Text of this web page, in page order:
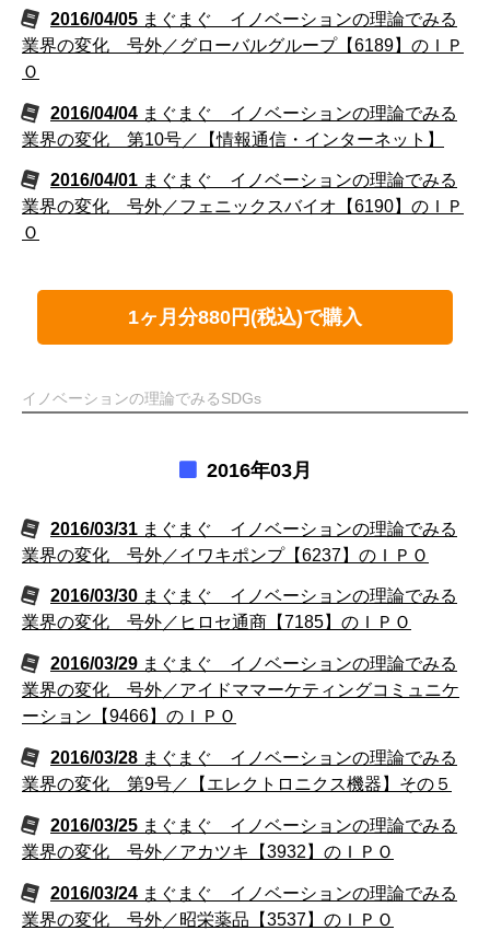
2016/04/05 まぐまぐ イノベーションの理論でみる
業界の変化 号外／グローバルグループ【6189】のＩＰ
Ｏ
2016/04/04 まぐまぐ イノベーションの理論でみる
業界の変化 第10号／【情報通信・インターネット】
2016/04/01 まぐまぐ イノベーションの理論でみる
業界の変化 号外／フェニックスバイオ【6190】のＩＰ
Ｏ
1ヶ月分880円(税込)で購入
イノベーションの理論でみるSDGs
2016年03月
2016/03/31 まぐまぐ イノベーションの理論でみる
業界の変化 号外／イワキポンプ【6237】のＩＰＯ
2016/03/30 まぐまぐ イノベーションの理論でみる
業界の変化 号外／ヒロセ通商【7185】のＩＰＯ
2016/03/29 まぐまぐ イノベーションの理論でみる
業界の変化 号外／アイドママーケティングコミュニケ
ーション【9466】のＩＰＯ
2016/03/28 まぐまぐ イノベーションの理論でみる
業界の変化 第9号／【エレクトロニクス機器】その５
2016/03/25 まぐまぐ イノベーションの理論でみる
業界の変化 号外／アカツキ【3932】のＩＰＯ
2016/03/24 まぐまぐ イノベーションの理論でみる
業界の変化 号外／昭栄薬品【3537】のＩＰＯ